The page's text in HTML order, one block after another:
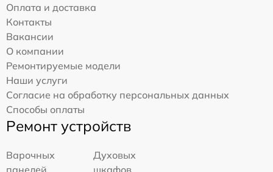
Оплата и доставка
Контакты
Вакансии
О компании
Ремонтируемые модели
Наши услуги
Согласие на обработку персональных данных
Способы оплаты
Ремонт устройств
Варочных
Духовых